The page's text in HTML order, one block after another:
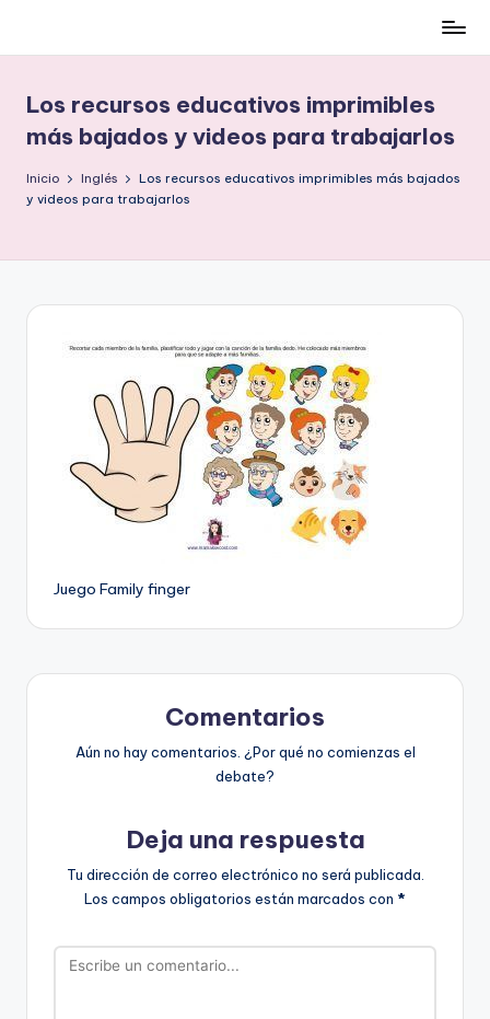
contenido
cost
y
morir
Los recursos educativos imprimibles
más bajados y videos para trabajarlos
Inicio Inglés
Los recursos educativos imprimibles más bajados
y videos para trabajarlos
Juego Family finger
Comentarios
Aún no hay comentarios. ¿Por qué no comienzas el
debate?
Deja una respuesta
Tu dirección de correo electrónico no será publicada.
Los campos obligatorios están marcados con *